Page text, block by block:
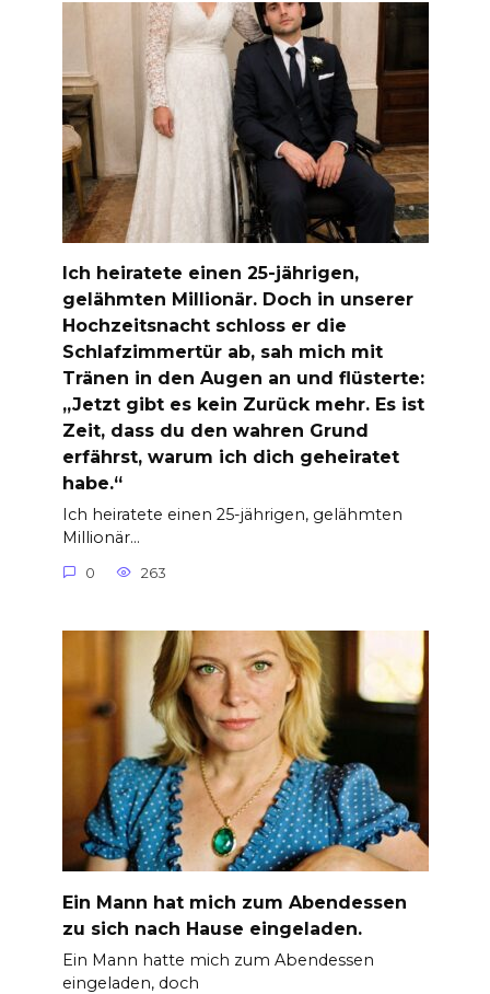
Ich heiratete einen 25-jährigen,
gelähmten Millionär. Doch in unserer
Hochzeitsnacht schloss er die
Schlafzimmertür ab, sah mich mit
Tränen in den Augen an und flüsterte:
„Jetzt gibt es kein Zurück mehr. Es ist
Zeit, dass du den wahren Grund
erfährst, warum ich dich geheiratet
habe.“
Ich heiratete einen 25-jährigen, gelähmten
Millionär…
0 263
Ein Mann hat mich zum Abendessen
zu sich nach Hause eingeladen.
Ein Mann hatte mich zum Abendessen
eingeladen, doch